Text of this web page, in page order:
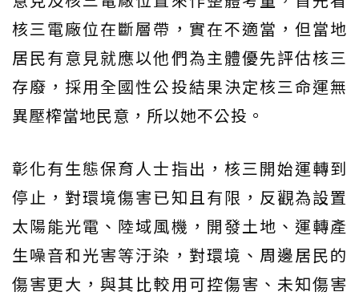
核三電廠位在斷層帶，實在不適當，但當地
居民有意見就應以他們為主體優先評估核三
存廢，採用全國性公投結果決定核三命運無
異壓榨當地民意，所以她不公投。
彰化有生態保育人士指出，核三開始運轉到
停止，對環境傷害已知且有限，反觀為設置
太陽能光電、陸域風機，開發土地、運轉產
生噪音和光害等汙染，對環境、周邊居民的
傷害更大，與其比較用可控傷害、未知傷害